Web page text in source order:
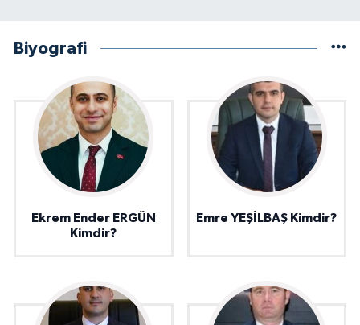
Biyografi
Ekrem Ender ERGÜN
Kimdir?
Emre YEŞİLBAŞ Kimdir?